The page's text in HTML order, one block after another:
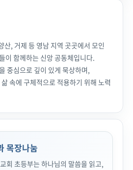
산, 거제 등 영남 지역 곳곳에서 모인
이 함께하는 신앙 공동체입니다.
중심으로 깊이 있게 묵상하며,
속에 구체적으로 적용하기 위해 노력
목장나눔
회 초등부는 하나님의 말씀을 읽고,